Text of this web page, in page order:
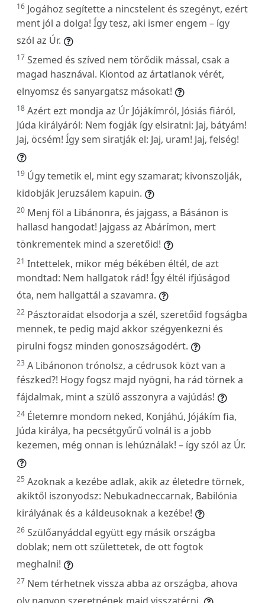
16 Jogához segítette a nincstelent és szegényt, ezért
ment jól a dolga! Így tesz, aki ismer engem – így
szól az Úr.
17 Szemed és szíved nem törődik mással, csak a
magad hasznával. Kiontod az ártatlanok vérét,
elnyomsz és sanyargatsz másokat!
18 Azért ezt mondja az Úr Jójákímról, Jósiás fiáról,
Júda királyáról: Nem fogják így elsiratni: Jaj, bátyám!
Jaj, öcsém! Így sem siratják el: Jaj, uram! Jaj, felség!
19 Úgy temetik el, mint egy szamarat; kivonszolják,
kidobják Jeruzsálem kapuin.
20 Menj föl a Libánonra, és jajgass, a Básánon is
hallasd hangodat! Jajgass az Abárímon, mert
tönkrementek mind a szeretőid!
21 Intettelek, mikor még békében éltél, de azt
mondtad: Nem hallgatok rád! Így éltél ifjúságod
óta, nem hallgattál a szavamra.
22 Pásztoraidat elsodorja a szél, szeretőid fogságba
mennek, te pedig majd akkor szégyenkezni és
pirulni fogsz minden gonoszságodért.
23 A Libánonon trónolsz, a cédrusok közt van a
fészked?! Hogy fogsz majd nyögni, ha rád törnek a
fájdalmak, mint a szülő asszonyra a vajúdás!
24 Életemre mondom neked, Konjáhú, Jójákím fia,
Júda királya, ha pecsétgyűrű volnál is a jobb
kezemen, még onnan is lehúználak! – így szól az Úr.
25 Azoknak a kezébe adlak, akik az életedre törnek,
akiktől iszonyodsz: Nebukadneccarnak, Babilónia
királyának és a káldeusoknak a kezébe!
26 Szülőanyáddal együtt egy másik országba
doblak; nem ott születtetek, de ott fogtok
meghalni!
27 Nem térhetnek vissza abba az országba, ahova